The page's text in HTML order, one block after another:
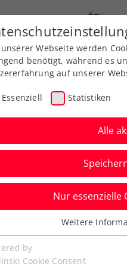
ÖTV
Ausbildungen
weiter:
Webseite werden
benötigt, während es
auf unserer
Essenziell Statistiken
Alle
Nur essenzielle
Cookies werden für
benötigt. Dadurch ist
Weitere
by
Cookie Consent